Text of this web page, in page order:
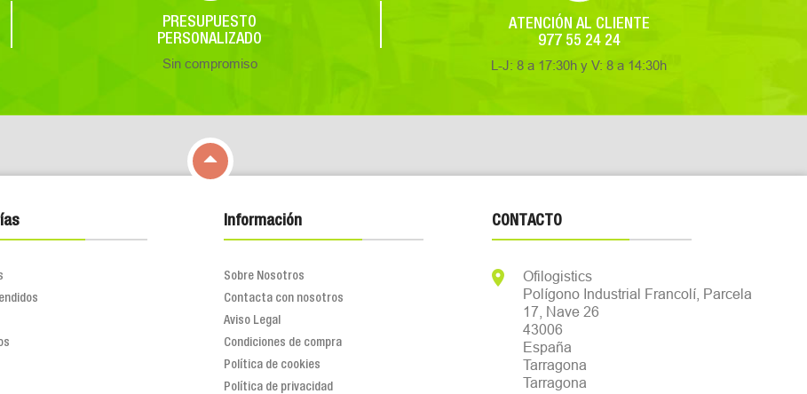
PRESUPUESTO
PERSONALIZADO
Sin compromiso
ATENCIÓN AL CLIENTE
977 55 24 24
L-J: 8 a 17:30h y V: 8 a 14:30h

Información
Sobre Nosotros
Contacta con nosotros
Aviso Legal
Condiciones de compra
Política de cookies
Política de privacidad
CONTACTO

Ofilogistics
Polígono Industrial Francolí, Parcela
17, Nave 26
43006
España
Tarragona
Tarragona